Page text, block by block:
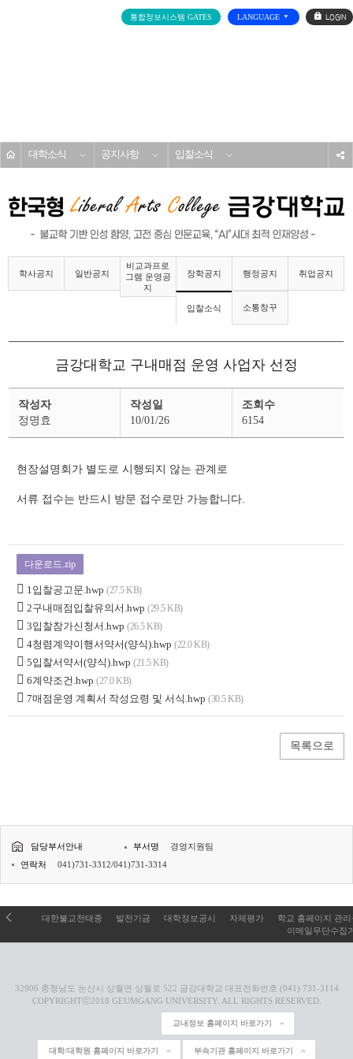
통합정보시스템 GATES LANGUAGE
로
그
대학소식 공지사항 입찰소식
학사공지 일반공지
비교과프로
그램 운영공
지
장학공지 행정공지 취업공지
입찰소식 소통창꾸
상
금강대학교 구내매점 운영 사업자 선정
작성자
정명효
작성일
10/01/26
조회수
6154
현장설명회가 별도로 시행되지 않는 관계로
서류 접수는 반드시 방문 접수로만 가능합니다.
다운로드.zip
1입찰공고문.hwp (27.5 KB)
2구내매점입찰유의서.hwp (29.5 KB)
3입찰참가신청서.hwp (26.5 KB)
4청렴계약이행서약서(양식).hwp (22.0 KB)
5입찰서약서(양식).hwp (21.5 KB)
6계약조건.hwp (27.0 KB)
7매점운영 계획서 작성요령 및 서식.hwp (30.5 KB)
목록으로
담당부서안내 부서명
경영지원팀
연락처
041)731-3312/041)731-3314
대한불교천태종 발전기금 대학정보공시 자체평가
학교 홈페이지 관
이메일무단수집
32906 충청남도 논산시 상월면 상월로 522 금강대학교 대표전화번호 (041) 731-3114
COPYRIGHTⓒ2018 GEUMGANG UNIVERSITY. ALL RIGHTS RESERVED.
교내정보 홈페이지 바로가기
대학/대학원 홈페이지 바로가기 부속기관 홈페이지 바로가기